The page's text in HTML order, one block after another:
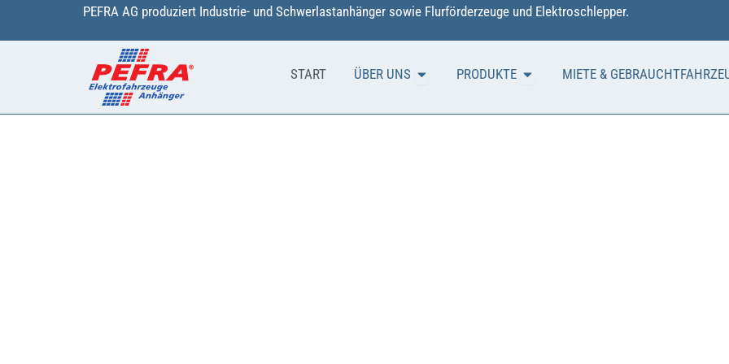
PEFRA AG produziert Industrie- und Schwerlastanhänger sowie Flurförderzeuge und Elektroschlepper.
START ÜBER UNS Öffne ÜBER UNS
PRODUKTE Öffne PRODUKTE
MIETE &